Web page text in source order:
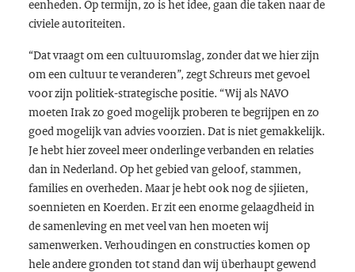
eenheden. Op termijn, zo is het idee, gaan die taken naar de
civiele autoriteiten.
“Dat vraagt om een cultuuromslag, zonder dat we hier zijn
om een cultuur te veranderen”, zegt Schreurs met gevoel
voor zijn politiek-strategische positie. “Wij als NAVO
moeten Irak zo goed mogelijk proberen te begrijpen en zo
goed mogelijk van advies voorzien. Dat is niet gemakkelijk.
Je hebt hier zoveel meer onderlinge verbanden en relaties
dan in Nederland. Op het gebied van geloof, stammen,
families en overheden. Maar je hebt ook nog de sjiieten,
soennieten en Koerden. Er zit een enorme gelaagdheid in
de samenleving en met veel van hen moeten wij
samenwerken. Verhoudingen en constructies komen op
hele andere gronden tot stand dan wij überhaupt gewend